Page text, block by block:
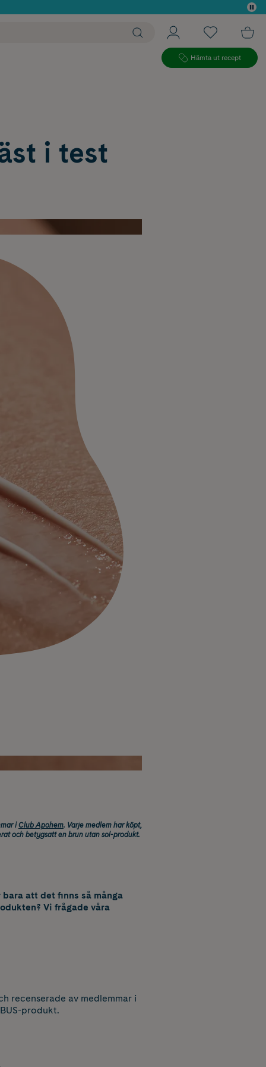
Hämta ut recept
i test
iClub Apohem. Varje medlem har köpt,
och betygsatt en brun utan sol-produkt.
att det finns så många
Vi frågade våra
recenserade av medlemmar i
produkt.